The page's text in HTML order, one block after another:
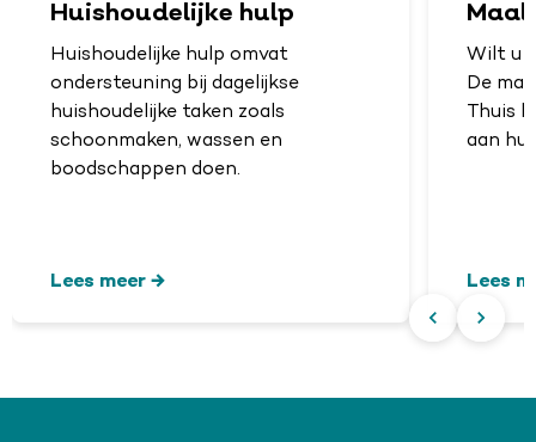
Huishoudelijke hulp
Huishoudelijke hulp omvat
ondersteuning bij dagelijkse
huishoudelijke taken zoals
schoonmaken, wassen en
boodschappen doen.
Lees meer
Wilt u
De
Thuis
aan
Lees